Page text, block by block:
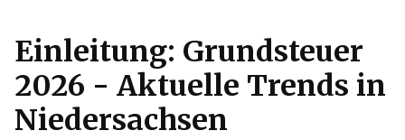
Einleitung: Grundsteuer
2026 - Aktuelle Trends in
Niedersachsen